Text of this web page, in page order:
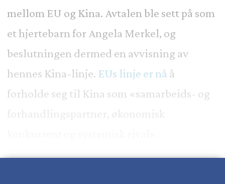
mellom EU og Kina. Avtalen ble sett på som
et hjertebarn for Angela Merkel, og
beslutningen dermed en avvisning av
hennes Kina-linje. EUs linje er nå å
forholde seg til Kina som «samarbeids- og